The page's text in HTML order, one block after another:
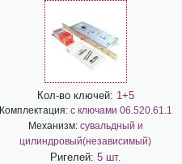
Кол-во ключей: 1+5
Комплектация: с ключами 06.520.61.1
Механизм: сувальдный и
цилиндровый(независимый)
Ригелей: 5 шт.